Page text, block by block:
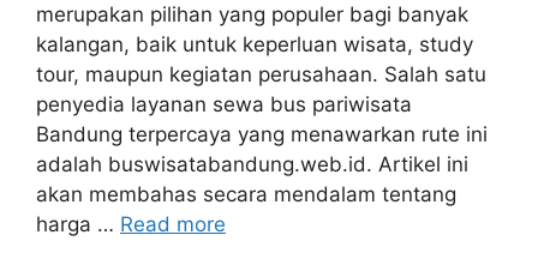
merupakan pilihan yang populer bagi banyak
kalangan, baik untuk keperluan wisata, study
tour, maupun kegiatan perusahaan. Salah satu
penyedia layanan sewa bus pariwisata
Bandung terpercaya yang menawarkan rute ini
adalah buswisatabandung.web.id. Artikel ini
akan membahas secara mendalam tentang
harga … Read more